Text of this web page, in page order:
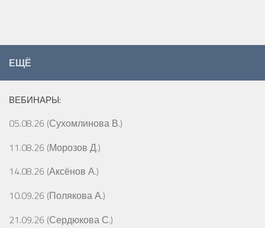
ЕЩЁ
ВЕБИНАРЫ:
05.08.26 (Сухомлинова В.)
11.08.26 (Морозов Д.)
14.08.26 (Аксёнов А.)
10.09.26 (Полякова А.)
21.09.26 (Сердюкова С.)